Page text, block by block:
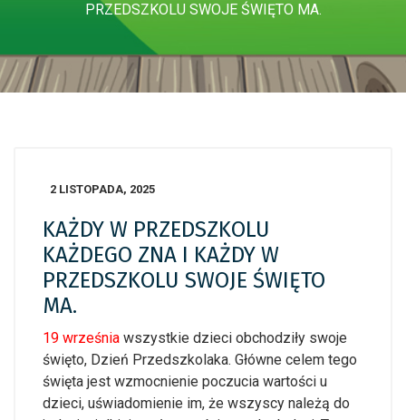
PRZEDSZKOLU SWOJE ŚWIĘTO MA.
2 LISTOPADA, 2025
KAŻDY W PRZEDSZKOLU
KAŻDEGO ZNA I KAŻDY W
PRZEDSZKOLU SWOJE ŚWIĘTO
MA.
19 września wszystkie dzieci obchodziły swoje
święto, Dzień Przedszkolaka. Główne celem tego
święta jest wzmocnienie poczucia wartości u
dzieci, uświadomienie im, że wszyscy należą do